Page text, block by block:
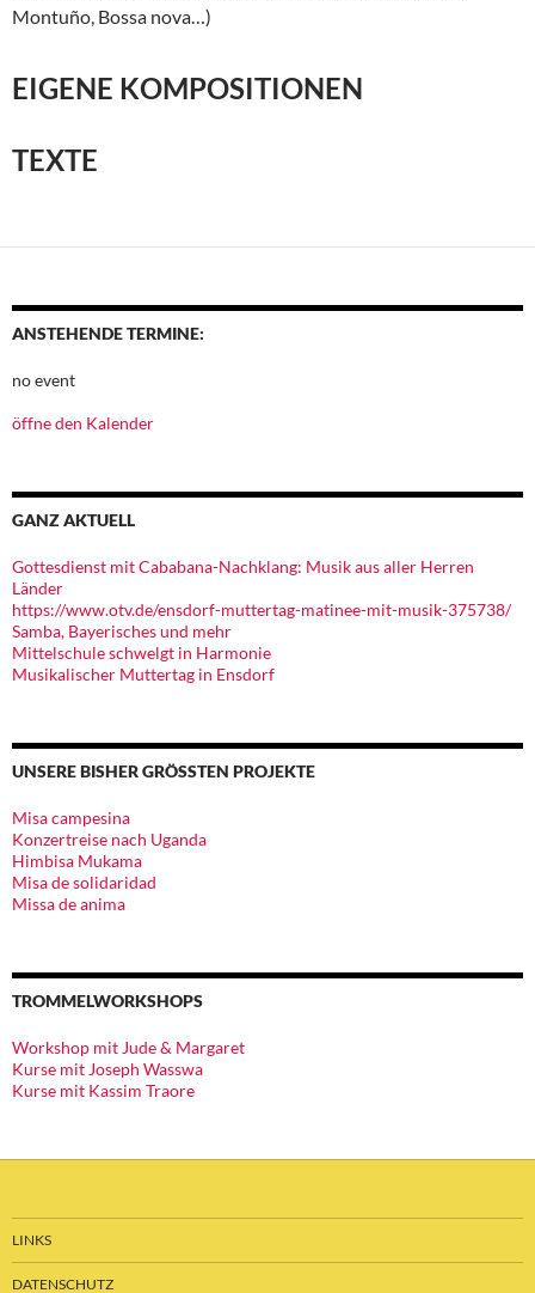
Montuño, Bossa nova…)
EIGENE KOMPOSITIONEN
TEXTE
ANSTEHENDE TERMINE:
no event
öffne den Kalender
GANZ AKTUELL
Gottesdienst mit Cababana-Nachklang: Musik aus aller Herren
Länder
https://www.otv.de/ensdorf-muttertag-matinee-mit-musik-375738/
Samba, Bayerisches und mehr
Mittelschule schwelgt in Harmonie
Musikalischer Muttertag in Ensdorf
UNSERE BISHER GRÖSSTEN PROJEKTE
Misa campesina
Konzertreise nach Uganda
Himbisa Mukama
Misa de solidaridad
Missa de anima
TROMMELWORKSHOPS
Workshop mit Jude & Margaret
Kurse mit Joseph Wasswa
Kurse mit Kassim Traore
LINKS
DATENSCHUTZ